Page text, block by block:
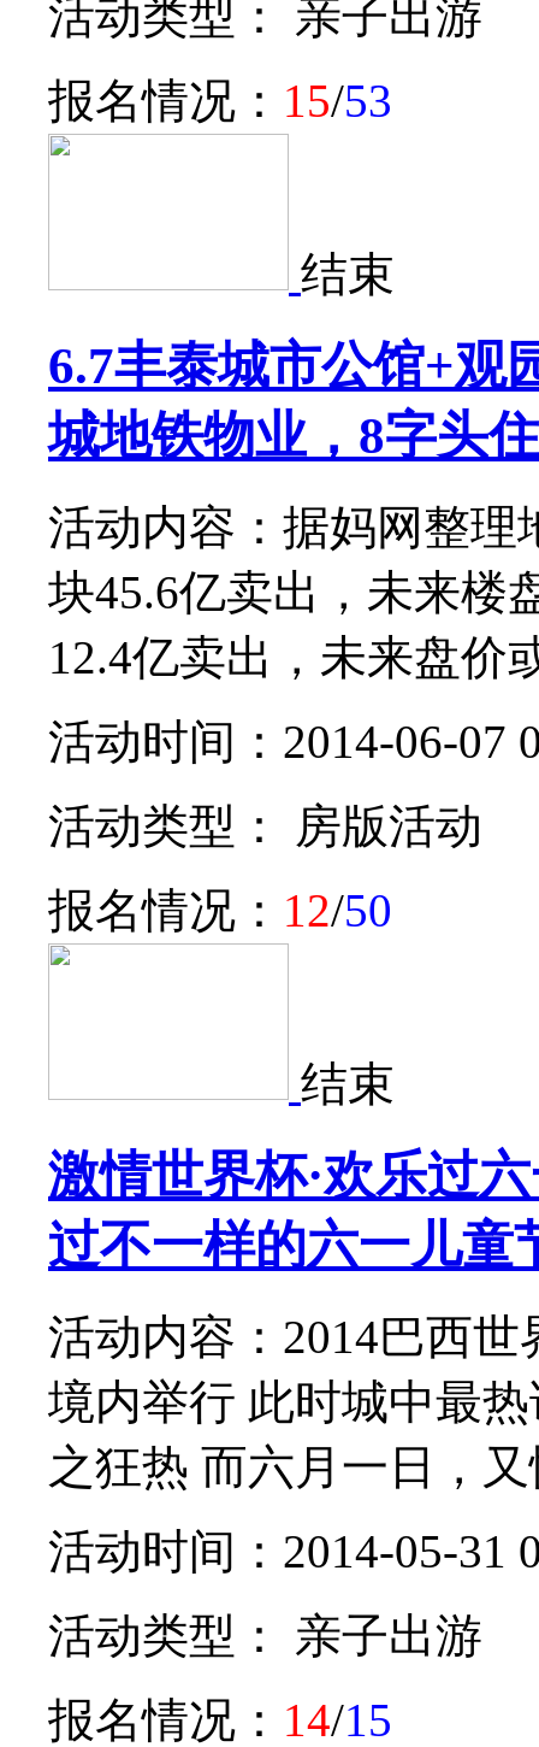
活动类型： 亲子出游
报名情况： 15/53
结束
6.7丰泰城市公馆+观
城地铁物业，8字头
活动内容：据妈网整理
块45.6亿卖出，未来楼
12.4亿卖出，未来盘价
活动时间：2014-06-07
活动类型： 房版活动
报名情况： 12/50
结束
激情世界杯·欢乐过
过不一样的六一儿童
活动内容：2014巴西
境内举行 此时城中最
之狂热 而六月一日，
活动时间：2014-05-31
活动类型： 亲子出游
报名情况： 14/15